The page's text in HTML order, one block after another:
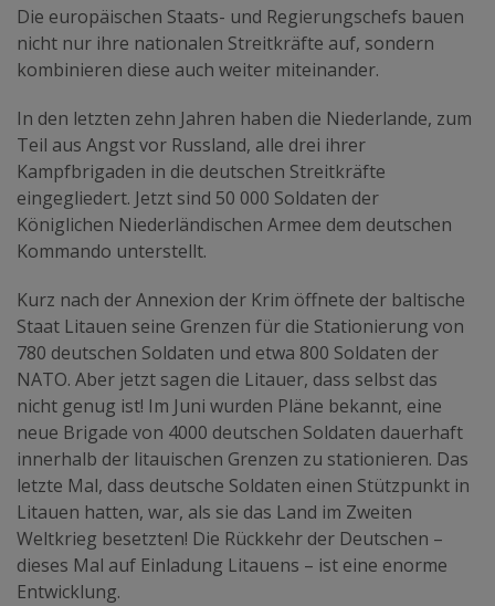
Die europäischen Staats- und Regierungschefs bauen
nicht nur ihre nationalen Streitkräfte auf, sondern
kombinieren diese auch weiter miteinander.
In den letzten zehn Jahren haben die Niederlande, zum
Teil aus Angst vor Russland, alle drei ihrer
Kampfbrigaden in die deutschen Streitkräfte
eingegliedert. Jetzt sind 50 000 Soldaten der
Königlichen Niederländischen Armee dem deutschen
Kommando unterstellt.
Kurz nach der Annexion der Krim öffnete der baltische
Staat Litauen seine Grenzen für die Stationierung von
780 deutschen Soldaten und etwa 800 Soldaten der
NATO. Aber jetzt sagen die Litauer, dass selbst das
nicht genug ist! Im Juni wurden Pläne bekannt, eine
neue Brigade von 4000 deutschen Soldaten dauerhaft
innerhalb der litauischen Grenzen zu stationieren. Das
letzte Mal, dass deutsche Soldaten einen Stützpunkt in
Litauen hatten, war, als sie das Land im Zweiten
Weltkrieg besetzten! Die Rückkehr der Deutschen –
dieses Mal auf Einladung Litauens – ist eine enorme
Entwicklung.